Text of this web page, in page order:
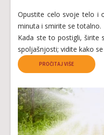
Opustite celo svoje telo i
minuta i smirite se totalno.
Kada ste to postigli, širite
spoljašnjosti; vidite kako
PROČITAJ VIŠE